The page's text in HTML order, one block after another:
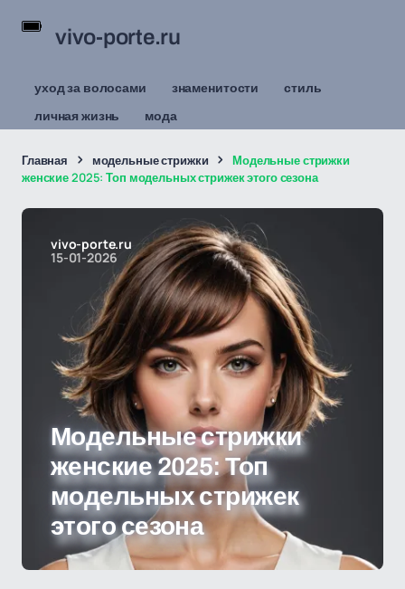
vivo-porte.ru
уход за волосами знаменитости
стиль
личная жизнь
мода
Главная модельные стрижки
Модельные стрижки
женские 2025: Топ модельных стрижек этого сезона
vivo-porte.ru
15-01-2026
Модельные стрижки
женские 2025: Топ
модельных стрижек
этого сезона